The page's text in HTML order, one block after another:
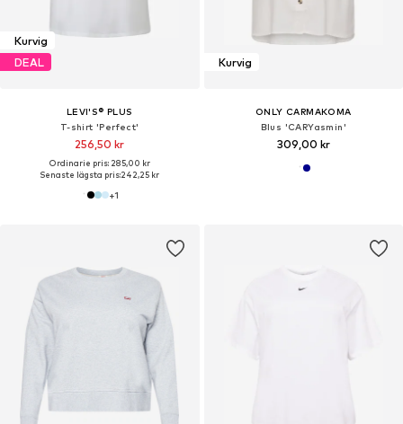
Kurvig
DEAL
LEVI'S® PLUS
T-shirt 'Perfect'
256,50 kr
Ordinarie pris: 285,00 kr
Senaste lägsta pris:242,25 kr
+1
Kurvig
ONLY CARMAKOMA
Blus 'CARYasmin'
309,00 kr